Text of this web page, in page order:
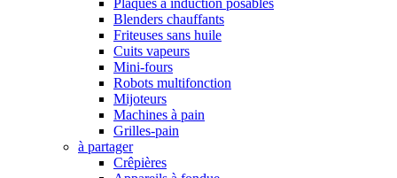
Plaques à induction posables
Blenders chauffants
Friteuses sans huile
Cuits vapeurs
Mini-fours
Robots multifonction
Mijoteurs
Machines à pain
Grilles-pain
à partager
Crêpières